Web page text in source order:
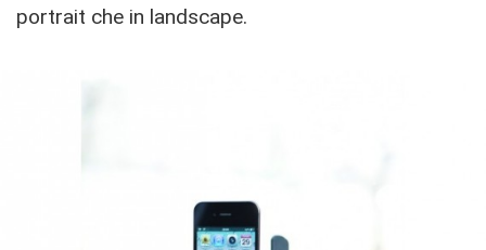
portrait che in landscape.